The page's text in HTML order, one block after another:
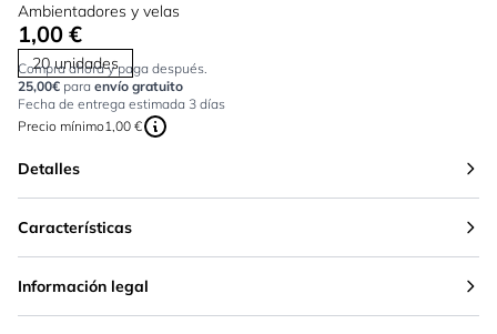
Ambientadores y velas
1,00 €
20 unidades
Compra ahora y paga después.
25,00€ para envío gratuito
Fecha de entrega estimada 3 días
Precio mínimo1,00 €
Detalles
Características
Información legal